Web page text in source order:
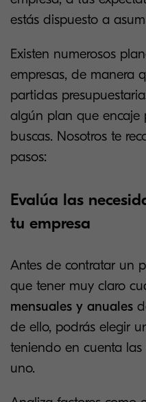
estás dispuesto a
Existen numerosos
empresas, de manera
partidas
algún plan que encaje
buscas. Nosotros te
pasos:
Evalúa las
tu empresa
Antes de contratar un
que tener muy claro
mensuales y anuales
de ello, podrás elegir
teniendo en cuenta
uno.